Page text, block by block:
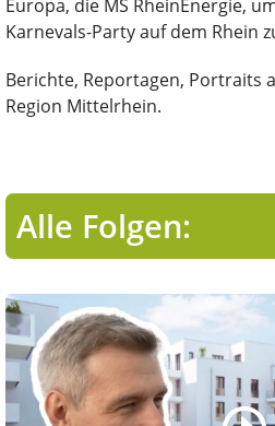
Europa, die MS RheinEnergie,
Karnevals-Party auf dem Rhein
Berichte, Reportagen, Portraits
Region Mittelrhein.
Alle Folgen: